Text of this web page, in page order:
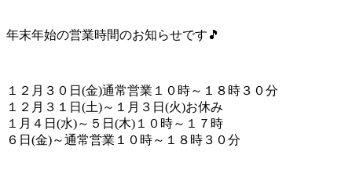
年末年始の営業時間のお知らせです🎵
１２月３０日(金)通常営業１０時～１８時３０分
１２月３１日(土)～１月３日(火)お休み
１月４日(水)～５日(木)１０時～１７時
６日(金)～通常営業１０時～１８時３０分